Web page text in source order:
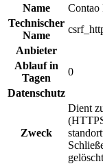
Name
Contao
Technischer
Name
Anbieter
Ablauf in
Tagen
0
Datenschutz
Zweck
Dient
gelöscht